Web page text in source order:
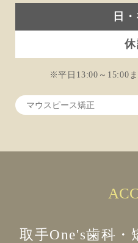
日
※平日13:00～15:00
取手One's歯科・